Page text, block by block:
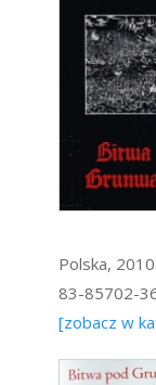
Polska,
83-85702-
[zobacz w